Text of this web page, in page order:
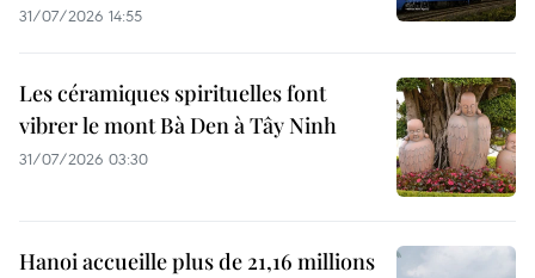
31/07/2026 14:55
Les céramiques spirituelles font
vibrer le mont Bà Den à Tây Ninh
31/07/2026 03:30
Hanoi accueille plus de 21,16 millions